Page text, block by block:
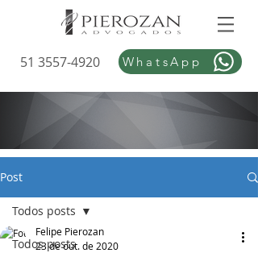
51 3557-4920 WhatsApp
Post
Todos posts
Todos posts
Felipe Pierozan
23 de out. de 2020